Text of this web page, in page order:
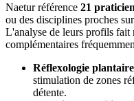
Naetur référence 21
ou des disciplines proches
L'analyse de leurs profils fait
complémentaires
Réflexologie plantaire
stimulation de zones
détente.